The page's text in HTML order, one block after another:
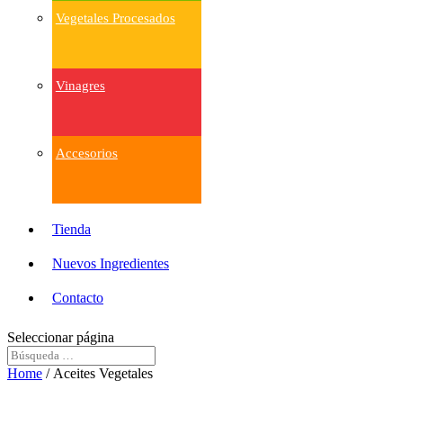
Vegetales Procesados
Vinagres
Accesorios
Tienda
Nuevos Ingredientes
Contacto
Seleccionar página
Home / Aceites Vegetales